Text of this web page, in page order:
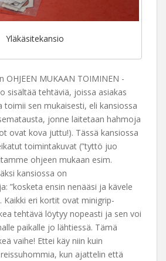
Yläkäsitekansio
OHJEEN MUKAAN TOIMINEN -
sisältää tehtäviä, joissa asiakas
toimii sen mukaisesti, eli kansiossa
jonne laitetaan hahmoja
ovat kova juttu!). Tässä kansiossa
toimintakuvat (”tyttö juo
ohjeen mukaan esim.
kansiossa on
”kosketa ensin nenääsi ja kävele
Kaikki eri kortit ovat minigrip-
tehtävä löytyy nopeasti ja sen voi
paikalle jo lähtiessä. Tämä
vaihe! Ettei käy niin kuin
kun ajattelin että